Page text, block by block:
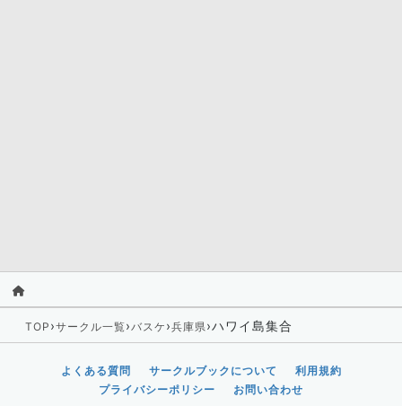
TOP ›サークル一覧›バスケ ›兵庫県›ハワイ島集合
よくある質問 サークルブックについて
利用規約
プライバシーポリシー
お問い合わせ